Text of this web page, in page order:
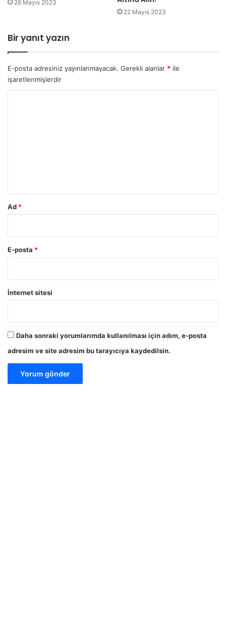
26 Mayıs 2023
22 Mayıs 2023
Bir yanıt yazın
E-posta adresiniz yayınlanmayacak. Gerekli alanlar * ile
işaretlenmişlerdir
Ad *
E-posta *
İnternet sitesi
Daha sonraki yorumlarımda kullanılması için adım, e-posta
adresim ve site adresim bu tarayıcıya kaydedilsin.